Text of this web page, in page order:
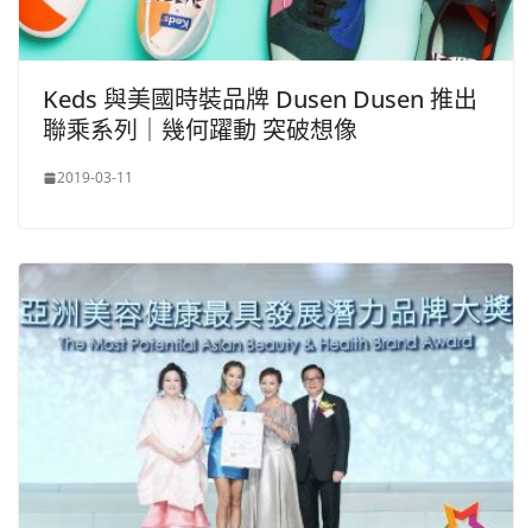
Keds 與美國時裝品牌 Dusen Dusen 推出
聯乘系列｜幾何躍動 突破想像
2019-03-11